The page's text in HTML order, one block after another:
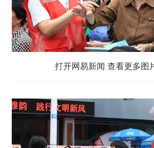
打开网易新闻 查看更多图